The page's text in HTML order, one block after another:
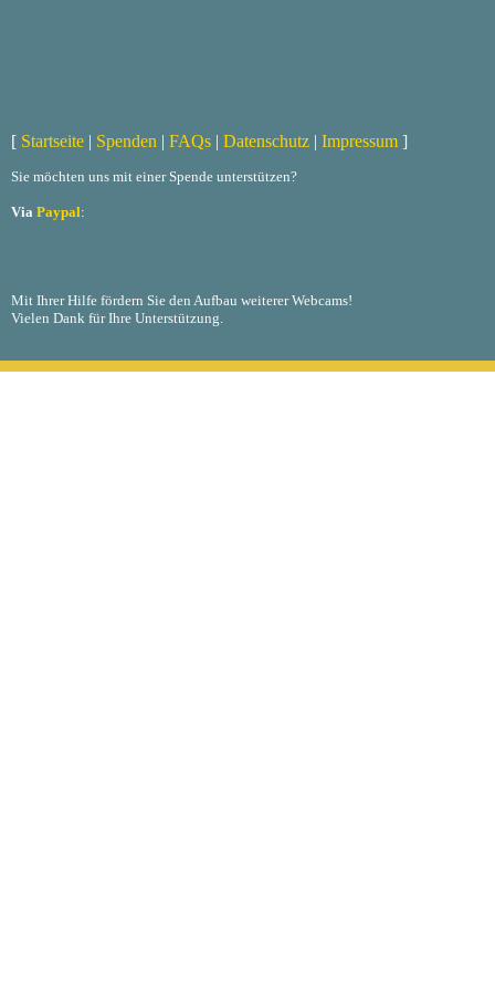
[ Startseite | Spenden | FAQs | Datenschutz | Impressum ]
Sie möchten uns mit einer Spende unterstützen?
Via Paypal:
Mit Ihrer Hilfe fördern Sie den Aufbau weiterer Webcams!
Vielen Dank für Ihre Unterstützung.